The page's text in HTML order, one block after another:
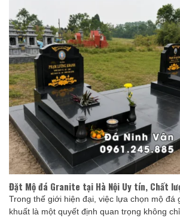
Đặt Mộ đá Granite tại Hà Nội Uy tín, Chất
Trong thế giới hiện đại, việc lựa chọn mộ đá
khuất là một quyết định quan trọng không